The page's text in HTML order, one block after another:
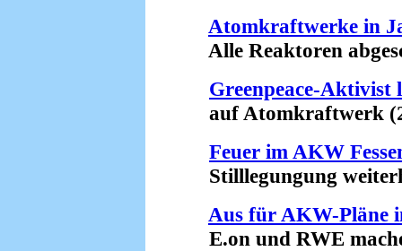
Atomkraftwerke in
Alle Reaktoren
Greenpeace-Aktivist
auf Atomkraftwerk
Feuer im AKW
Stilllegungung
Aus für AKW-Pläne
E.on und RWE